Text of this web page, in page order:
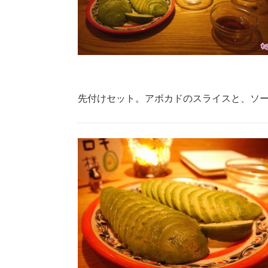
先付けセット。アボカドのスライスと、ソ